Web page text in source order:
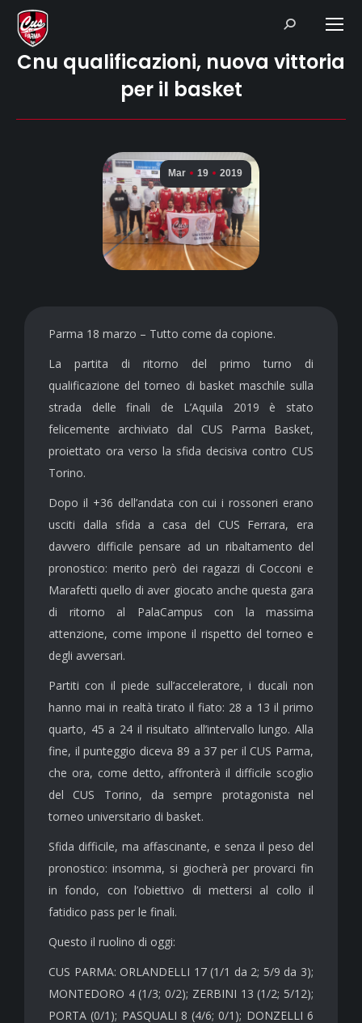
Search:
Cnu qualificazioni, nuova vittoria
per il basket
Mar 19 2019
Parma 18 marzo – Tutto come da copione.
La partita di ritorno del primo turno di
qualificazione del torneo di basket maschile sulla
strada delle finali de L’Aquila 2019 è stato
felicemente archiviato dal CUS Parma Basket,
proiettato ora verso la sfida decisiva contro CUS
Torino.
Dopo il +36 dell’andata con cui i rossoneri erano
usciti dalla sfida a casa del CUS Ferrara, era
davvero difficile pensare ad un ribaltamento del
pronostico: merito però dei ragazzi di Cocconi e
Marafetti quello di aver giocato anche questa gara
di ritorno al PalaCampus con la massima
attenzione, come impone il rispetto del torneo e
degli avversari.
Partiti con il piede sull’acceleratore, i ducali non
hanno mai in realtà tirato il fiato: 28 a 13 il primo
quarto, 45 a 24 il risultato all’intervallo lungo. Alla
fine, il punteggio diceva 89 a 37 per il CUS Parma,
che ora, come detto, affronterà il difficile scoglio
del CUS Torino, da sempre protagonista nel
torneo universitario di basket.
Sfida difficile, ma affascinante, e senza il peso del
pronostico: insomma, si giocherà per provarci fin
in fondo, con l’obiettivo di mettersi al collo il
fatidico pass per le finali.
Questo il ruolino di oggi:
CUS PARMA: ORLANDELLI 17 (1/1 da 2; 5/9 da 3);
MONTEDORO 4 (1/3; 0/2); ZERBINI 13 (1/2; 5/12);
PORTA (0/1); PASQUALI 8 (4/6; 0/1); DONZELLI 6